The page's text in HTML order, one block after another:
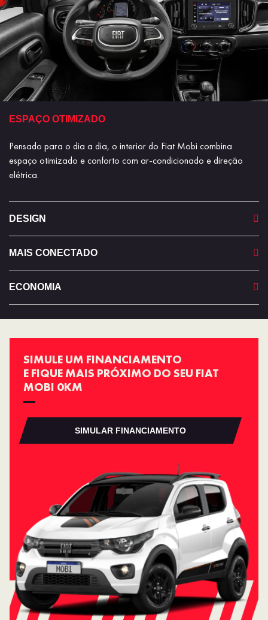
ESPAÇO OTIMIZADO
Pensado para o dia a dia, o interior do Fiat Mobi combina
espaço otimizado e conforto com ar-condicionado e direção
elétrica.
DESIGN
MAIS CONECTADO
ECONOMIA
SIMULE UM FINANCIAMENTO
E FIQUE MAIS PRÓXIMO DO SEU FIAT
MOBI 0KM
SIMULAR FINANCIAMENTO